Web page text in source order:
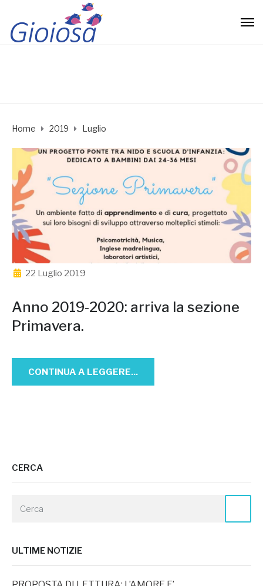
Home 2019 Luglio
22 Luglio 2019
Anno 2019-2020: arriva la sezione
Primavera.
CONTINUA A LEGGERE...
CERCA
ULTIME NOTIZIE